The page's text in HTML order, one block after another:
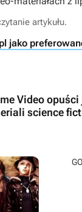
artykułu.
jako
Video opuści
science